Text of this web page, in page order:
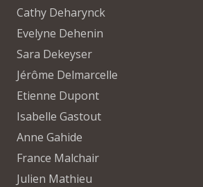
Cathy Deharynck
Evelyne Dehenin
Sara Dekeyser
Jérôme Delmarcelle
Etienne Dupont
Isabelle Gastout
Anne Gahide
France Malchair
Julien Mathieu